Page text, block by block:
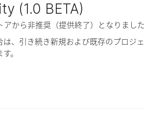
(1.0 BETA)
から非推奨（提供終了）となりまし
、引き続き新規および既存のプロジ
。